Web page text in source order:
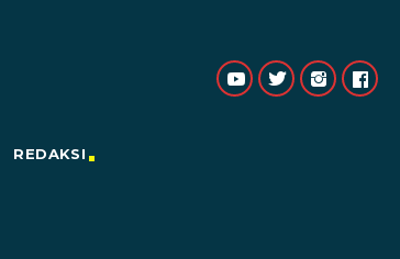
REDAKSI